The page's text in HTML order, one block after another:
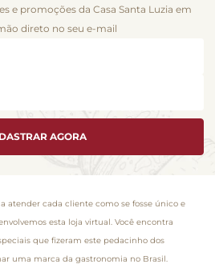
e promoções da Casa Santa Luzia em
direto no seu e-mail
AGORA
atender cada cliente como se fosse único e
esta loja virtual. Você encontra
que fizeram este pedacinho dos
uma marca da gastronomia no Brasil.